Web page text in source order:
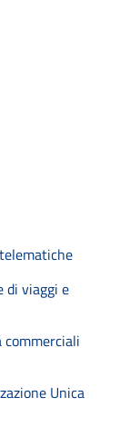
di viaggi e
Unica